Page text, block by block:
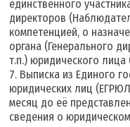
единственного
директоров
компетенцией, о
органа (Генерального
т.п.) юридического лица
7. Выписка из Единого
юридических лиц
месяц до её
сведения о